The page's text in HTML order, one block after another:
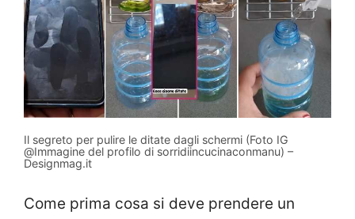
Il segreto per pulire le ditate dagli schermi (Foto IG
@Immagine del profilo di sorridiincucinaconmanu) –
Designmag.it
Come prima cosa si deve prendere un